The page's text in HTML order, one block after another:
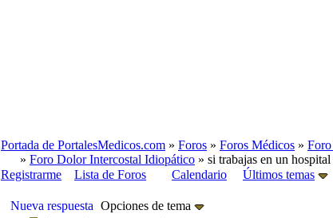
Portada de PortalesMedicos.com » Foros » Foros Médicos »
» Foro Dolor Intercostal Idiopático » si trabajas en un
Registrarme
Lista de Foros Calendario Últimos temas
Nueva respuesta Opciones de tema